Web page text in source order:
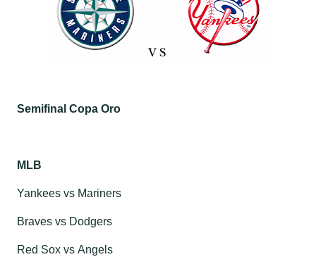
Semifinal Copa Oro
MLB
Yankees vs Mariners
Braves vs Dodgers
Red Sox vs Angels